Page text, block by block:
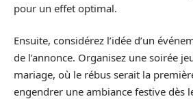
pour un effet optimal.
Ensuite, considérez l’idée d’un
de l’annonce. Organisez une soirée
mariage, où le rébus serait la
engendrer une ambiance festive dès